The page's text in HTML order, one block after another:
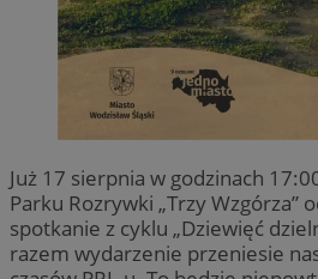
Już 17 sierpnia w godzinach
Parku Rozrywki „Trzy Wzgórza”
spotkanie z cyklu „Dziewięć
razem wydarzenie przeniesie